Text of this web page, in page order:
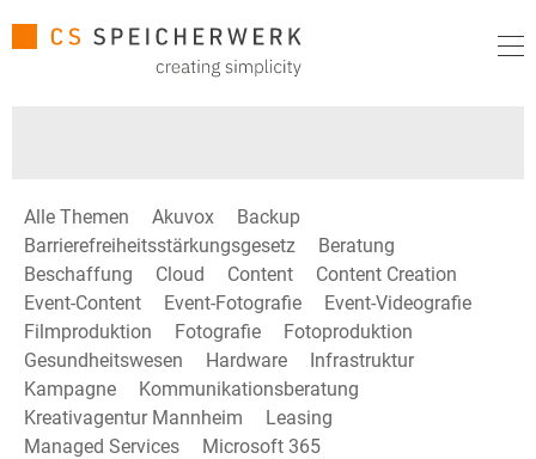
Alle Themen Akuvox
Backup
Barrierefreiheitsstärkungsgesetz
Beratung
Beschaffung
Cloud Content
Content Creation
Event-Content
Event-Fotografie
Event-Videografie
Filmproduktion
Fotografie
Fotoproduktion
Gesundheitswesen
Hardware
Infrastruktur
Kampagne
Kommunikationsberatung
Kreativagentur Mannheim
Leasing
Managed Services
Microsoft 365